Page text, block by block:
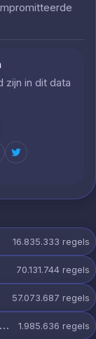
in dit data
16.835.333 regels
70.131.744 regels
57.073.687 regels
@KURTXTCLOUD - ULP SecretCloud - 07 August 2026.txt 1.985.636 regels